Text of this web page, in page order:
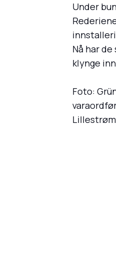
Under
Nå har
klynge
Foto: